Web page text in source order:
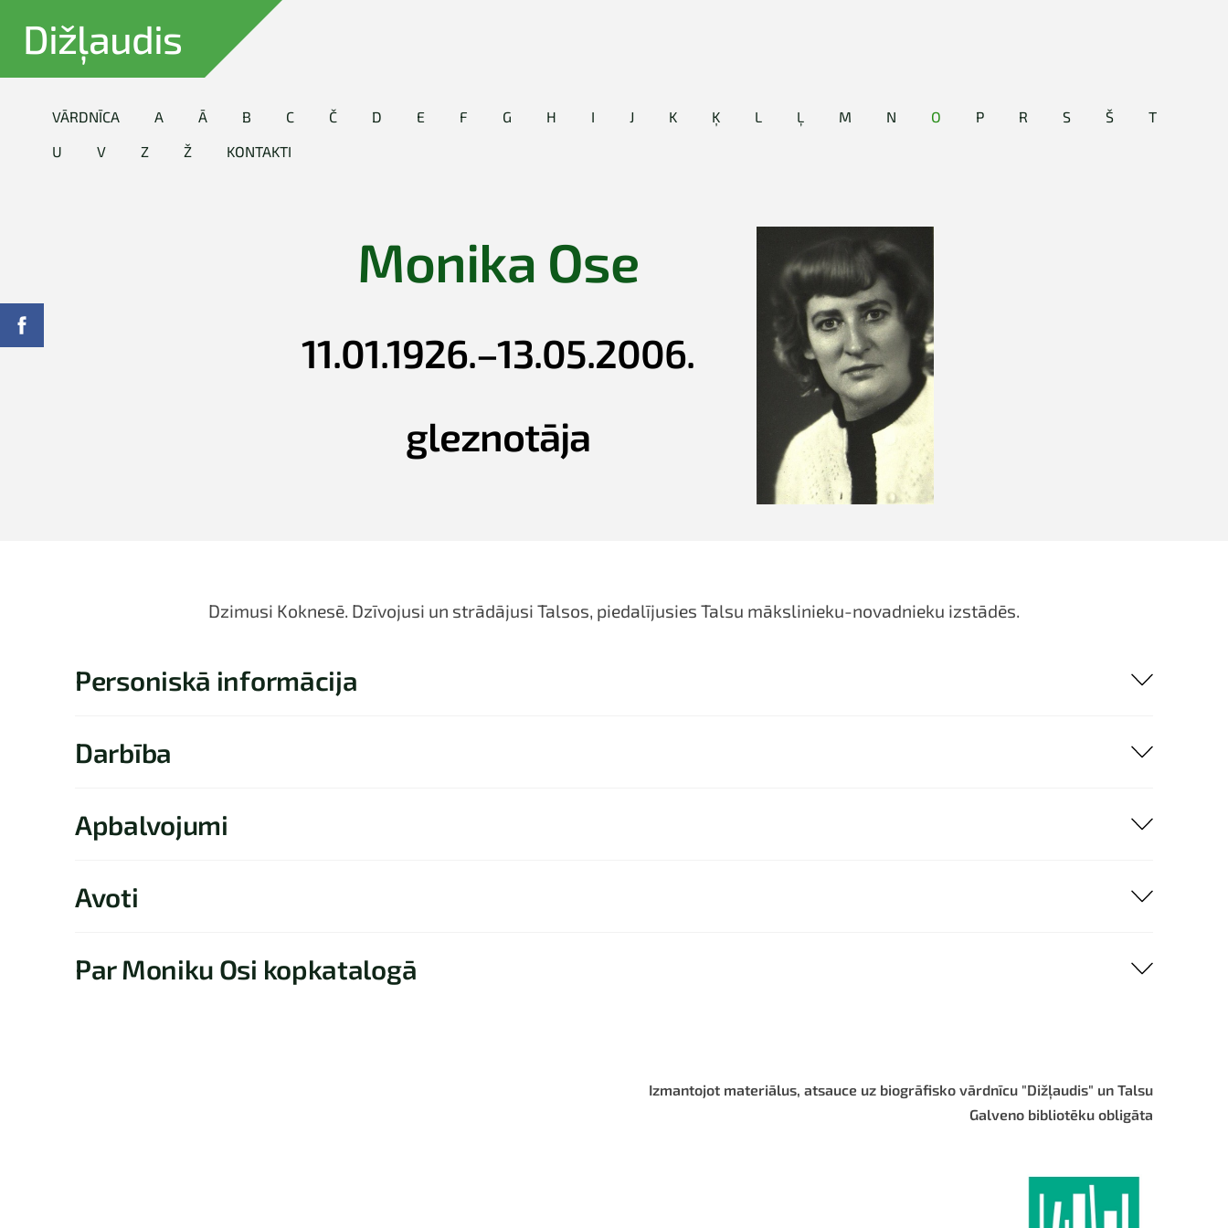
Dižļaudis
VĀRDNĪCA A Ā B C Č D E F G H I J K Ķ L Ļ M N O P R S Š
T
U
V Z Ž KONTAKTI
Monika Ose
11.01.1926.–13.05.2006.
gleznotāja
Dzimusi Koknesē. Dzīvojusi un strādājusi Talsos, piedalījusies Talsu mākslinieku-novadnieku izstādēs.
Personiskā informācija
Darbība
Apbalvojumi
Avoti
Par Moniku Osi kopkatalogā
Izmantojot materiālus, atsauce uz biogrāfisko vārdnīcu "Dižļaudis" un Talsu
Galveno bibliotēku obligāta